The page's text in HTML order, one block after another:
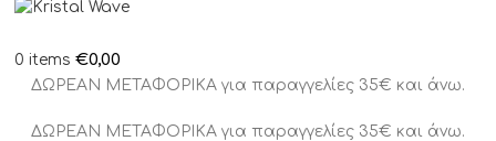
0 items €0,00
ΔΩΡΕΑΝ ΜΕΤΑΦΟΡΙΚΑ για παραγγελίες 35€ και άνω.
ΔΩΡΕΑΝ ΜΕΤΑΦΟΡΙΚΑ για παραγγελίες 35€ και άνω.